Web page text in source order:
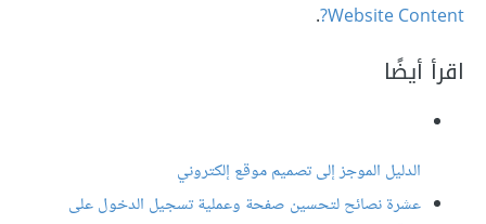
Website Content?
.
اقرأ أيضًا
الدليل الموجز إلى تصميم موقع إلكتروني
عشرة نصائح لتحسين صفحة وعملية تسجيل الدخول على